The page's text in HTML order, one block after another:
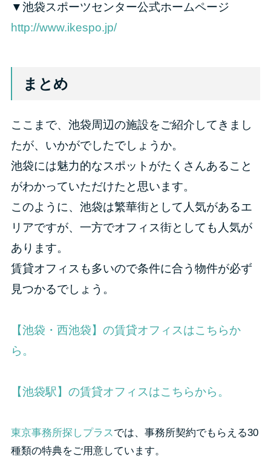
▼池袋スポーツセンター公式ホームページ
http://www.ikespo.jp/
まとめ
ここまで、池袋周辺の施設をご紹介してきまし
たが、いかがでしたでしょうか。
池袋には魅力的なスポットがたくさんあること
がわかっていただけたと思います。
このように、池袋は繁華街として人気があるエ
リアですが、一方でオフィス街としても人気が
あります。
賃貸オフィスも多いので条件に合う物件が必ず
見つかるでしょう。
【池袋・西池袋】の賃貸オフィスはこちらか
ら。
【池袋駅】の賃貸オフィスはこちらから。
東京事務所探しプラスでは、事務所契約でもらえる30
種類の特典をご用意しています。